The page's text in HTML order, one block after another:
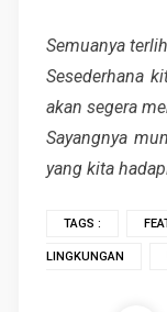
Semuanya
Sesederhana
akan segera
Sayangnya
yang kita
TAGS :
LINGKUNGAN